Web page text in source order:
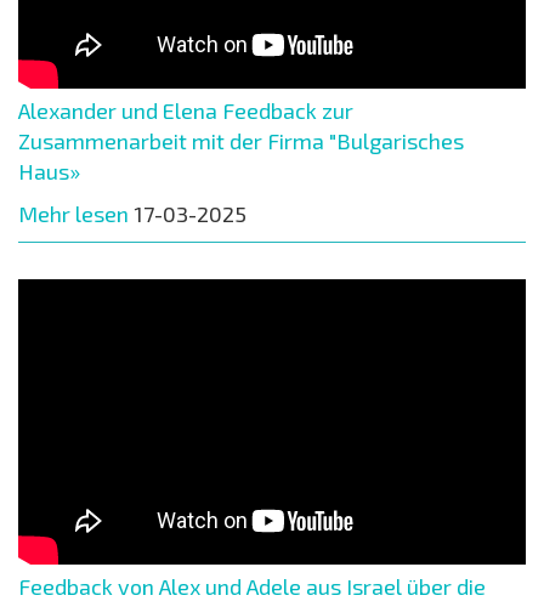
Alexander und Elena Feedback zur
Zusammenarbeit mit der Firma "Bulgarisches
Haus»
Mehr lesen 17-03-2025
Feedback von Alex und Adele aus Israel über die